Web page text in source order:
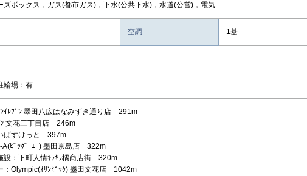
ズボックス，ガス(都市ガス)，下水(公共下水)，水道(公営)，電気
空調 1基
場：有
ｲﾚﾌﾞﾝ 墨田八広はなみずき通り店 291m
ﾝ 文花三丁目店 246m
ばすけっと 397m
A(ﾋﾞｯｸﾞ･ｴｰ) 墨田京島店 322m
設：下町人情ｷﾗｷﾗ橘商店街 320m
：Olympic(ｵﾘﾝﾋﾟｯｸ) 墨田文花店 1042m